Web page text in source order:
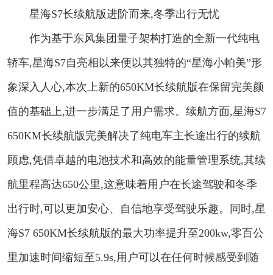
星海S7长续航版进阶而来,冬季出行无忧
作为基于东风集团量子架构打造的全新一代纯电
轿车,星海S7自亮相以来便以其独特的“星海小帕美”形
象深入人心,本次上新的650KM长续航版在保留完美颜
值的基础上,进一步满足了用户需求。续航方面,星海S7
650KM长续航版完美解决了纯电车主长途出行的续航
顾虑,凭借卓越的电池技术和高效的能量管理系统,其续
航里程高达650公里,这意味着用户在长途驾驶和冬季
出行时,可以更加安心、自信地享受驾驶乐趣。同时,星
海S7 650KM长续航版的最大功率提升至200kw,零百公
里加速时间缩短至5.9s,用户可以在任何时候感受到随